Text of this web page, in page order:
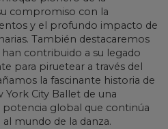
compromiso con la
y el profundo impacto de
También destacaremos
contribuido a su legado
para piruetear a través del
la fascinante historia de
City Ballet de una
global que continúa
mundo de la danza.